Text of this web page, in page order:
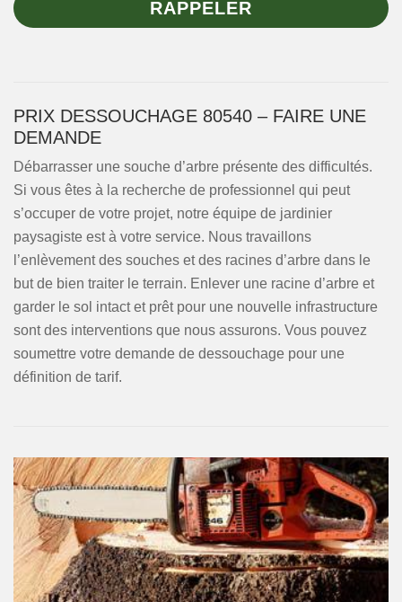
PRIX DESSOUCHAGE 80540 – FAIRE UNE
DEMANDE
Débarrasser une souche d’arbre présente des difficultés.
Si vous êtes à la recherche de professionnel qui peut
s’occuper de votre projet, notre équipe de jardinier
paysagiste est à votre service. Nous travaillons
l’enlèvement des souches et des racines d’arbre dans le
but de bien traiter le terrain. Enlever une racine d’arbre et
garder le sol intact et prêt pour une nouvelle infrastructure
sont des interventions que nous assurons. Vous pouvez
soumettre votre demande de dessouchage pour une
définition de tarif.